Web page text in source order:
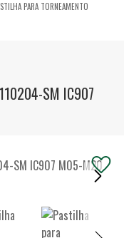
PARA TORNEAMENTO
SM IC907